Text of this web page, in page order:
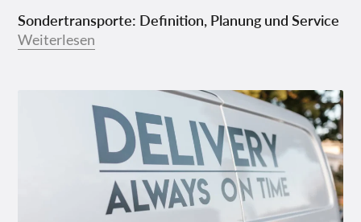
Sondertransporte: Definition, Planung und Service
Weiterlesen